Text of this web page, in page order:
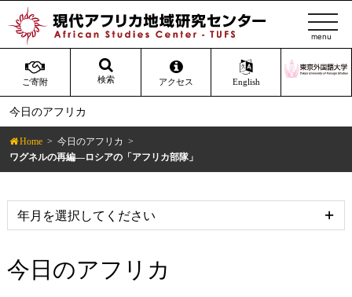
ご寄附 検索 アクセス English
t
o
g
l
v
g
a
今日のアフリカ
Home
今日のアフリカ
ワグネルの再編―ロシアの「アフリカ部隊」
今日のアフリカ